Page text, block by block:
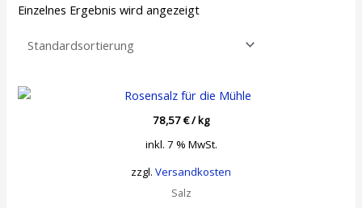
Einzelnes Ergebnis wird angezeigt
78,57€/kg
inkl. 7 % MwSt.
zzgl. Versandkosten
Salz